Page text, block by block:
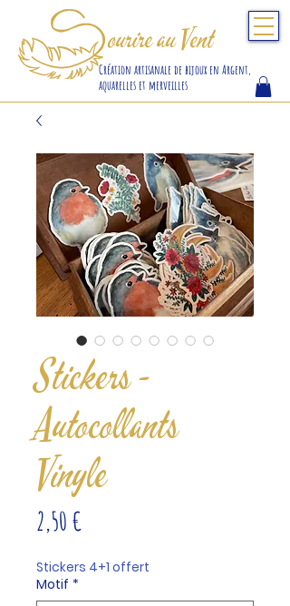
Sourire au Vent
Création artisanale de bijoux en Argent,
aquarelles et merveilles
Stickers -
Autocollants
Vinyle
2,50 €
Stickers 4+1 offert
Motif *